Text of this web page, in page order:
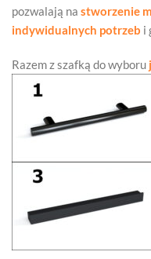
pozwalają na stworzenie
indywidualnych potrzeb i
Razem z szafką do wyboru